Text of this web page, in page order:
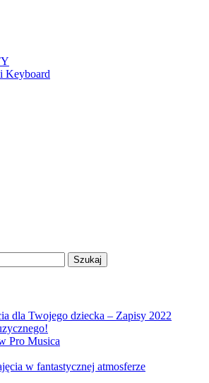
Keyboard
dla Twojego dziecka – Zapisy 2022
Pro Musica
w fantastycznej atmosferze